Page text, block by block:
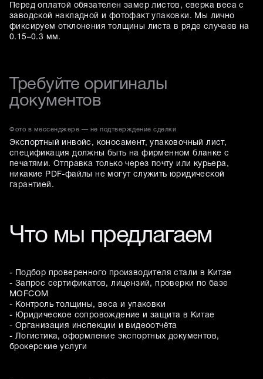
Перед оплатой обязателен замер листов, сверка веса с
заводской накладной и фотофакт упаковки. Мы лично
фиксируем отклонения толщины листа в ряде случаев на
0.15–0.3 мм.
Требуйте оригиналы
документов
Фото в мессенджере — не подтверждение сделки
Экспортный инвойс, коносамент, упаковочный лист,
спецификация должны быть на фирменном бланке с
печатями. Отправка только через почту или курьера,
никакие PDF-файлы не могут служить юридической
гарантией.
Что мы предлагаем
- Подбор проверенного производителя стали в Китае
- Запрос сертификатов, лицензий, проверки по базе
MOFCOM
- Контроль толщины, веса и упаковки
- Юридическое сопровождение и защита в Китае
- Организация инспекции и видеоотчёта
- Логистика, оформление экспортных документов,
брокерские услуги